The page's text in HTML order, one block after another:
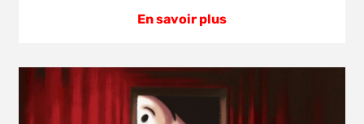
En savoir plus